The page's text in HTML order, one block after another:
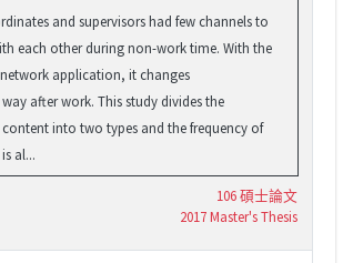
and supervisors had few channels to
each other during non-work time. With the
application, it changes
after work. This study divides the
into two types and the frequency of
al...
106 碩士論文
2017 Master's Thesis